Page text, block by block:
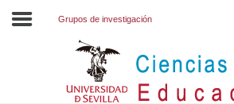
Grupos de investigación